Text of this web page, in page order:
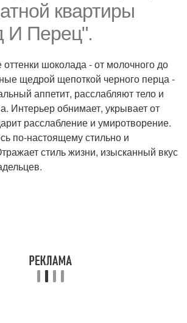
квартиры
И Перец".
шоколада - от молочного до
щедрой щепоткой черного перца -
аппетит, расслабляют тело и
Интерьер обнимает, укрывает от
расслабление и умиротворение.
по-настоящему стильно и
стиль жизни, изысканный вкус